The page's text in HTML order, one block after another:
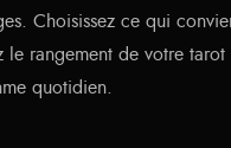
Choisissez ce qui
le rangement de votre
quotidien.